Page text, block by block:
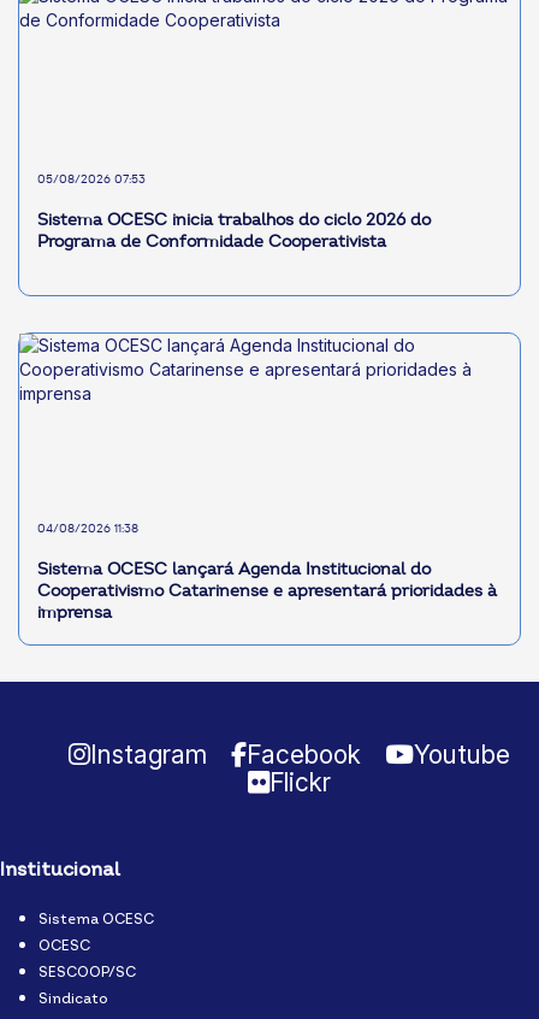
05/08/2026 07:53
Sistema OCESC inicia trabalhos do ciclo 2026 do
Programa de Conformidade Cooperativista
04/08/2026 11:38
Sistema OCESC lançará Agenda Institucional do
Cooperativismo Catarinense e apresentará prioridades à
imprensa
Instagram Facebook
Youtube
Flickr
Institucional
Sistema OCESC
OCESC
SESCOOP/SC
Sindicato